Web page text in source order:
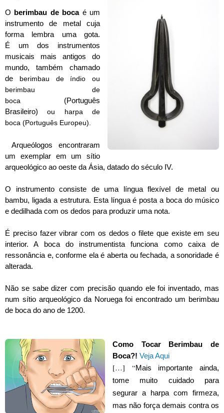
O berimbau de boca é um
instrumento de metal cuja
forma lembra uma gota.
É um dos instrumentos
musicais mais antigos do
mundo, também chamado
de
berimbau de índio ou
berimbau de
boca
(Português
Brasileiro) ou harpa de
boca (Português Europeu).
Arqueólogos encontraram
um exemplar em um sítio
arqueológico ao oeste da Ásia, datado do século IV.
O instrumento consiste de uma língua flexível de metal ou
bambu, ligada a estrutura. Esta língua é posta a boca do músico
e dedilhada com os dedos para produzir uma nota.
É preciso fazer vibrar com os dedos o filete que existe em seu
interior. A boca do instrumentista funciona como caixa de
ressonância e, conforme ela é aberta ou fechada, a sonoridade é
alterada.
Não se sabe dizer com precisão quando ele foi inventado, mas
num sítio arqueológico da Noruega foi encontrado um berimbau
de boca do ano de 1200.
Como Tocar Berimbau de
Boca?! Veja Aqui
[…] “Mais importante ainda,
tome muito cuidado para
segurar a harpa com firmeza,
mas não força demais contra os